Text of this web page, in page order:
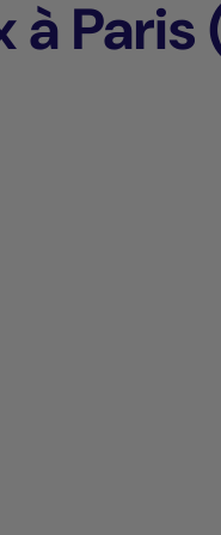
à Paris